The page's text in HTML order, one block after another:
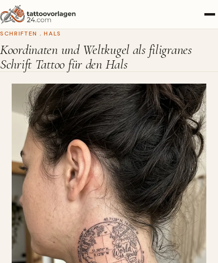
SCHRIFTEN , HALS
Koordinaten und Weltkugel als filigranes
Schrift Tattoo für den Hals